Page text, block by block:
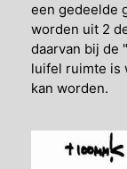
een gedeelde
worden uit 2
daarvan bij de
luifel ruimte is
kan worden.